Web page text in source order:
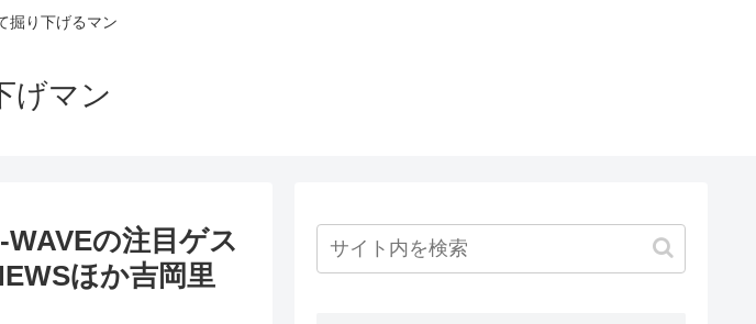
掘り下げるマン
げマン
の注目ゲス
ほか吉岡里